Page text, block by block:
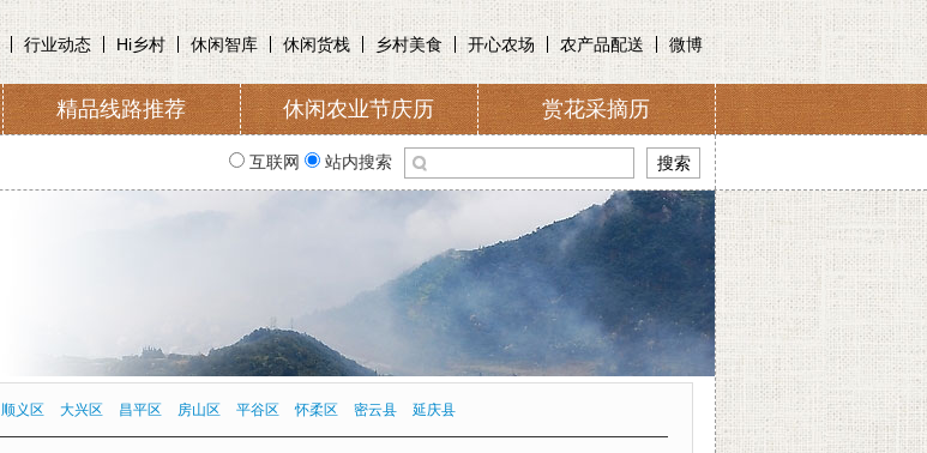
行业动态 Hi乡村 休闲智库 休闲货栈 乡村美食 开心农场 农产品配送 微博
精品线路推荐 休闲农业节庆历 赏花采摘历
协会简介
互联网 站内搜索
顺义区 大兴区 昌平区 房山区 平谷区 怀柔区 密云县 延庆县